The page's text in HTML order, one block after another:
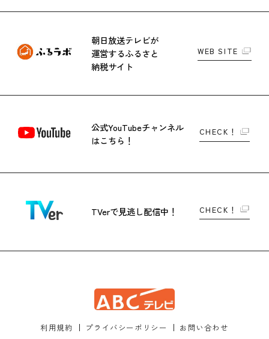
朝日放送テレビが
運営するふるさと
納税サイト
WEB SITE
公式YouTubeチャンネル
はこちら！
CHECK！
TVerで見逃し配信中！ CHECK！
利用規約 プライバシーポリシー お問い合わせ